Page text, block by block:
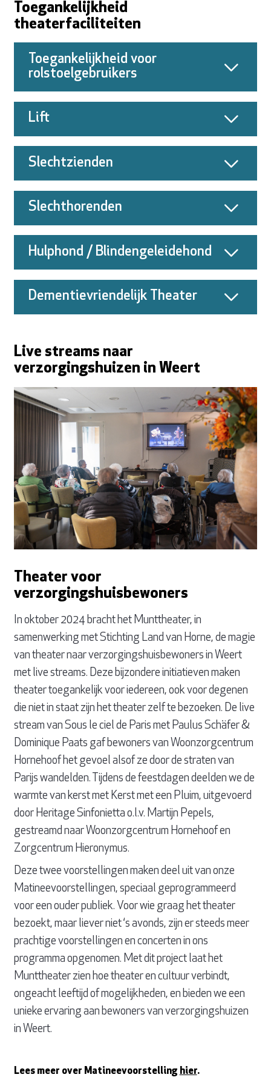
Toegankelijkheid
theaterfaciliteiten
Toegankelijkheid voor
rolstoelgebruikers
Lift
Slechtzienden
Slechthorenden
Hulphond / Blindengeleidehond
Dementievriendelijk Theater
Live streams naar
verzorgingshuizen in Weert
Theater voor
verzorgingshuisbewoners
In oktober 2024 bracht het Munttheater, in
samenwerking met Stichting Land van Horne, de magie
van theater naar verzorgingshuisbewoners in Weert
met live streams. Deze bijzondere initiatieven maken
theater toegankelijk voor iedereen, ook voor degenen
die niet in staat zijn het theater zelf te bezoeken. De live
stream van Sous le ciel de Paris met Paulus Schäfer &
Dominique Paats gaf bewoners van Woonzorgcentrum
Hornehoof het gevoel alsof ze door de straten van
Parijs wandelden. Tijdens de feestdagen deelden we de
warmte van kerst met Kerst met een Pluim, uitgevoerd
door Heritage Sinfonietta o.l.v. Martijn Pepels,
gestreamd naar Woonzorgcentrum Hornehoof en
Zorgcentrum Hieronymus.
Deze twee voorstellingen maken deel uit van onze
Matineevoorstellingen, speciaal geprogrammeerd
voor een ouder publiek. Voor wie graag het theater
bezoekt, maar liever niet ‘s avonds, zijn er steeds meer
prachtige voorstellingen en concerten in ons
programma opgenomen. Met dit project laat het
Munttheater zien hoe theater en cultuur verbindt,
ongeacht leeftijd of mogelijkheden, en bieden we een
unieke ervaring aan bewoners van verzorgingshuizen
in Weert.
Lees meer over Matineevoorstelling hier.